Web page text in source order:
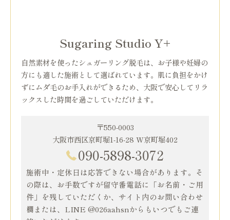
Sugaring Studio Y+
自然素材を使ったシュガーリング脱毛は、お子様や妊婦の
方にも適した施術として選ばれています。肌に負担をかけ
ずにムダ毛のお手入れができるため、大阪で安心してリラ
ックスした時間を過ごしていただけます。
〒550-0003
大阪市西区京町堀1-16-28 W京町堀402
090-5898-3072
施術中・定休日は応答できない場合があります。そ
の際は、お手数ですが留守番電話に「お名前・ご用
件」を残していただくか、サイト内のお問い合わせ
欄または、LINE @026aahsnからもいつでもご連